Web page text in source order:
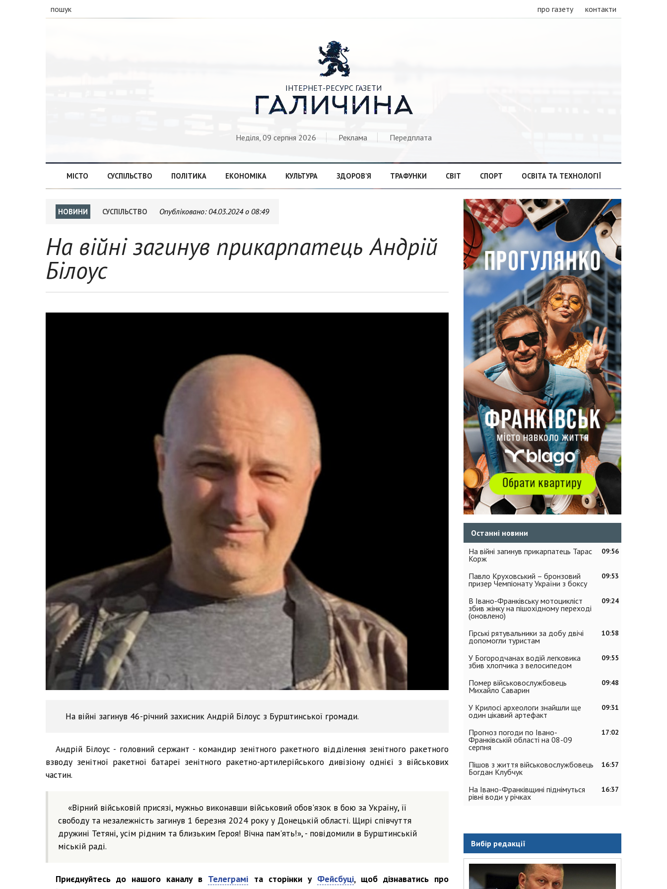
пошук про газету контакти

ІНТЕРНЕТ-РЕСУРС ГАЗЕТИ
ГАЛИЧИНА
Неділя, 09 серпня 2026 Реклама Передплата
МІСТО СУСПІЛЬСТВО ПОЛІТИКА ЕКОНОМІКА КУЛЬТУРА ЗДОРОВ’Я ТРАФУНКИ СВІТ СПОРТ ОСВІТА ТА ТЕХНОЛОГІЇ
НОВИНИ СУСПІЛЬСТВО Опубліковано: 04.03.2024 о 08:49
На війні загинув прикарпатець Андрій
Білоус
На війні загинув 46-річний захисник Андрій Білоус з Бурштинської громади.
Андрій Білоус - головний сержант - командир зенітного ракетного відділення зенітного ракетного
взводу зенітної ракетної батареї зенітного ракетно-артилерійського дивізіону однієї з військових
частин.
«Вірний військовій присязі, мужньо виконавши військовий обов'язок в бою за Україну, її
свободу та незалежність загинув 1 березня 2024 року у Донецькій області. Щирі співчуття
дружині Тетяні, усім рідним та близьким Героя! Вічна пам'ять!», - повідомили в Бурштинській
міській раді.
Приєднуйтесь до нашого каналу в Телеграмі та сторінки у Фейсбуці, щоб дізнаватись про
Останні новини
09:56
На війні загинув прикарпатець Тарас
Корж
09:53
Павло Круховський – бронзовий
призер Чемпіонату України з боксу
09:24
В Івано-Франківську мотоцикліст
збив жінку на пішохідному переході
(оновлено)
10:58
Гірські рятувальники за добу двічі
допомогли туристам
09:55
У Богородчанах водій легковика
збив хлопчика з велосипедом
09:48
Помер військовослужбовець
Михайло Саварин
09:31
У Крилосі археологи знайшли ще
один цікавий артефакт
17:02
Прогноз погоди по Івано-
Франківській області на 08-09
серпня
16:57
Пішов з життя військовослужбовець
Богдан Клубчук
16:37
На Івано-Франківщині піднімуться
рівні води у річках
Вибір редакції